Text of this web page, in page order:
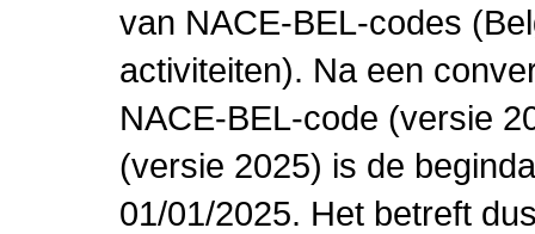
van NACE-BEL-codes
activiteiten). Na een
NACE-BEL-code (versie
(versie 2025) is de
01/01/2025. Het betreft